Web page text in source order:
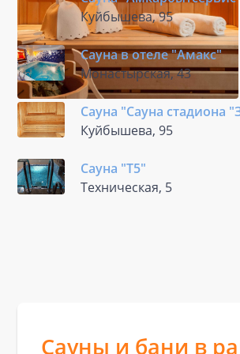
Куйбышева, 95
Сауна в отеле "Амакс"
Монастырская, 43
Сауна "Сауна стадиона
Куйбышева, 95
Сауна "Т5"
Техническая, 5
Сауны и бани в